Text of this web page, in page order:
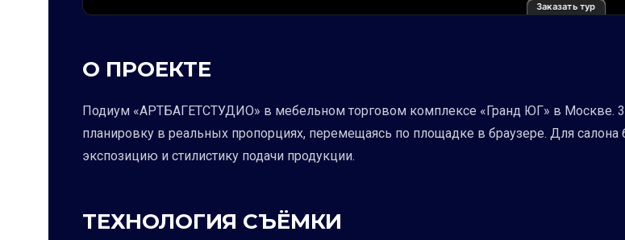
Заказать тур
О ПРОЕКТЕ
Подиум «АРТБАГЕТСТУДИО» в мебельном торговом комплексе «Гранд ЮГ» в Москве.
планировку в реальных пропорциях, перемещаясь по площадке в браузере. Для
экспозицию и стилистику подачи продукции.
ТЕХНОЛОГИЯ СЪЁМКИ